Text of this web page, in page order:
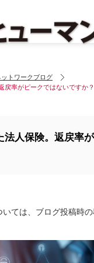
ットワークブログ
戻率がピークではないですか？
法人保険。返戻率
ては、ブログ投稿時